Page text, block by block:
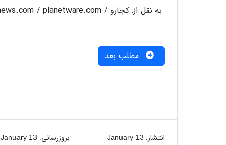
به نقل از: کجارو / theguardian.com / teen.gwnews.com / planetware.com
مطلب بعد
انتشار: January 13 بروزرسانی: January 13